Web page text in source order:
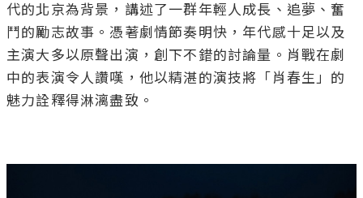
代的北京為背景，講述了一群年輕人成長、追夢、奮
鬥的勵志故事。憑著劇情節奏明快，年代感十足以及
主演大多以原聲出演，創下不錯的討論量。肖戰在劇
中的表演令人讚嘆，他以精湛的演技將「肖春生」的
魅力詮釋得淋漓盡致。